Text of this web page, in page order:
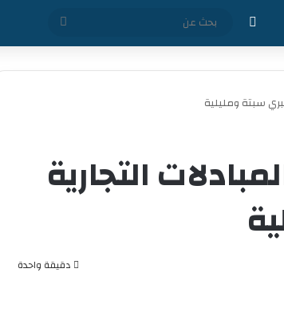
الوضع المظلم
عن
سبتة ومليلية
التجارية
دقيقة واحدة